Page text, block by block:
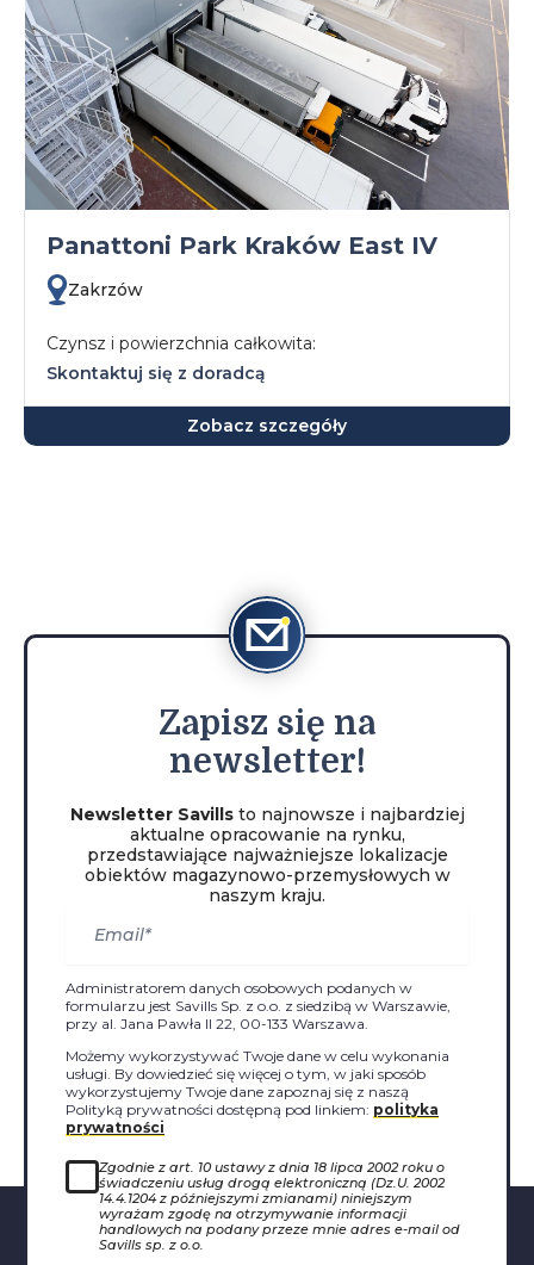
Panattoni Park Kraków East IV
Zakrzów
Czynsz i powierzchnia całkowita:
Skontaktuj się z doradcą
Zobacz szczegóły
Zapisz się na
newsletter!
Newsletter Savillsto najnowsze i najbardziej
aktualne opracowanie na rynku,
przedstawiające najważniejsze lokalizacje
obiektów magazynowo-przemysłowych w
naszym kraju.
Administratorem danych osobowych podanych w
formularzu jest Savills Sp. z o.o. z siedzibą w Warszawie,
przy al. Jana Pawła II 22, 00-133 Warszawa.
Możemy wykorzystywać Twoje dane w celu wykonania
usługi. By dowiedzieć się więcej o tym, w jaki sposób
wykorzystujemy Twoje dane zapoznaj się z naszą
Polityką prywatności dostępną pod linkiem: polityka
prywatności
Zgodnie z art. 10 ustawy z dnia 18 lipca 2002 roku o
świadczeniu usług drogą elektroniczną (Dz.U. 2002
14.4.1204 z późniejszymi zmianami) niniejszym
wyrażam zgodę na otrzymywanie informacji
handlowych na podany przeze mnie adres e-mail od
Savills sp. z o.o.